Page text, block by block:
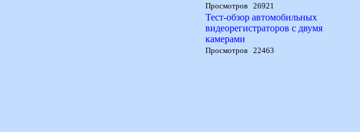
Просмотров 26921
Тест-обзор автомобильных
видеорегистраторов с двумя
камерами
Просмотров 22463